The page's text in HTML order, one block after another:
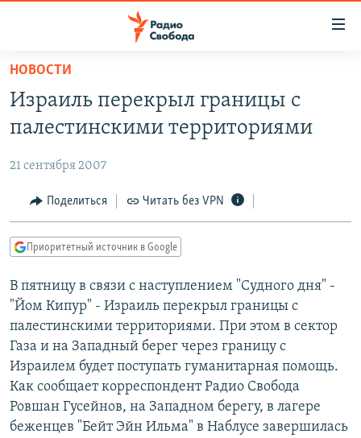
упрощенного
доступа
основному
Вернутся
главной
навигации
Вернутся
поиску
ПОДКАСТЫ
ЦИТАТЫ СВОБОДЫ
МНЕНИЯ
IDEL.РЕАЛИИ
КАВКАЗ.РЕАЛИИ
СЕВЕР.РЕАЛИИ
СИБИРЬ.РЕАЛИИ
РАСПИСАНИЕ ВЕЩАНИЯ
ПОДПИШИТЕСЬ НА РАССЫЛКУ
НОВОСТИ
Израиль перекрыл границы c
палестинскими территориями
21 сентября 2007
Поделиться Читать без VPN
Приоритетный источник в Google
В пятницу в связи с наступлением "Судного дня" -
"Йом Кипур" - Израиль перекрыл границы c
палестинскими территориями. При этом в сектор
Газа и на Западный берег через границу с
Израилем будет поступать гуманитарная помощь.
Как сообщает корреспондент Радио Свобода
Ровшан Гусейнов, на Западном берегу, в лагере
беженцев "Бейт Эйн Ильма" в Наблусе завершилась